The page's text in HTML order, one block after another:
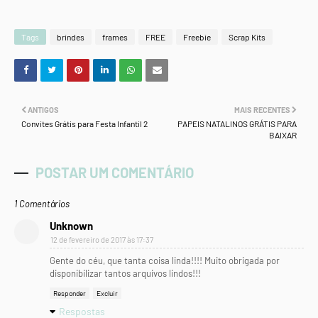
Tags brindes frames FREE Freebie Scrap Kits
MAIS RECENTES
PAPEIS NATALINOS GRÁTIS PARA
BAIXAR
ANTIGOS
Convites Grátis para Festa Infantil 2
POSTAR UM COMENTÁRIO
1 Comentários
Unknown
12 de fevereiro de 2017 às 17:37
Gente do céu, que tanta coisa linda!!!! Muito obrigada por
disponibilizar tantos arquivos lindos!!!
Responder Excluir
Respostas